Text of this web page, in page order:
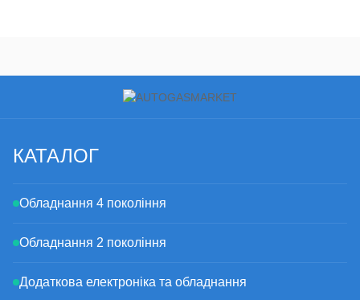
КАТАЛОГ
Обладнання 4 покоління
Обладнання 2 покоління
Додаткова електроніка та обладнання